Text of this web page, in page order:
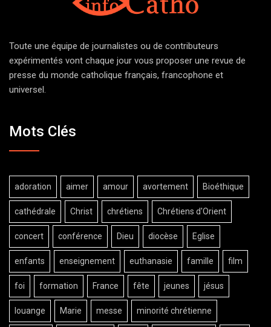
Toute une équipe de journalistes ou de contributeurs
expérimentés vont chaque jour vous proposer une revue de
presse du monde catholique français, francophone et
universel.
Mots Clés
adoration aimer amour avortement Bioéthique
cathédrale Christ chrétiens Chrétiens d'Orient
concert conférence Dieu diocèse Eglise
enfants enseignement euthanasie famille film
foi formation France fête jeunes jésus
louange Marie messe minorité chrétienne